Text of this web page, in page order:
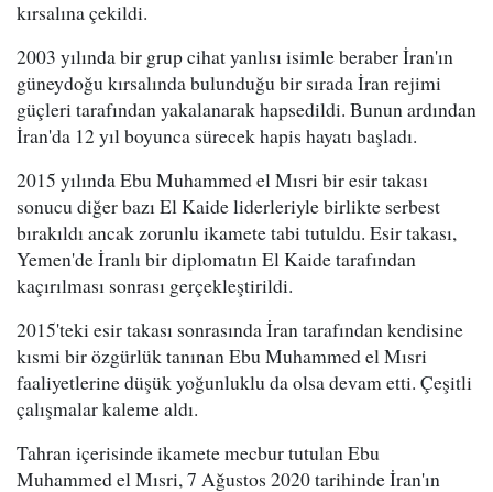
kırsalına çekildi.
2003 yılında bir grup cihat yanlısı isimle beraber İran'ın
güneydoğu kırsalında bulunduğu bir sırada İran rejimi
güçleri tarafından yakalanarak hapsedildi. Bunun ardından
İran'da 12 yıl boyunca sürecek hapis hayatı başladı.
2015 yılında Ebu Muhammed el Mısri bir esir takası
sonucu diğer bazı El Kaide liderleriyle birlikte serbest
bırakıldı ancak zorunlu ikamete tabi tutuldu. Esir takası,
Yemen'de İranlı bir diplomatın El Kaide tarafından
kaçırılması sonrası gerçekleştirildi.
2015'teki esir takası sonrasında İran tarafından kendisine
kısmi bir özgürlük tanınan Ebu Muhammed el Mısri
faaliyetlerine düşük yoğunluklu da olsa devam etti. Çeşitli
çalışmalar kaleme aldı.
Tahran içerisinde ikamete mecbur tutulan Ebu
Muhammed el Mısri, 7 Ağustos 2020 tarihinde İran'ın